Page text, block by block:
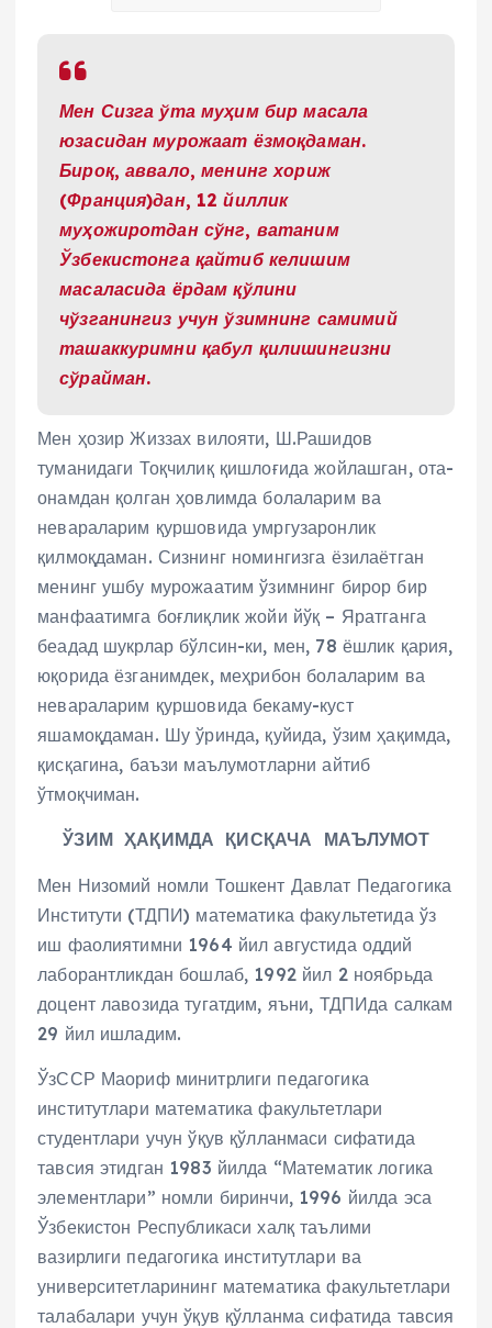
Мен Сизга ўта муҳим бир масала
юзасидан мурожаат ёзмоқдаман.
Бироқ, аввало, менинг хориж
(Франция)дан, 12 йиллик
муҳожиротдан сўнг, ватаним
Ўзбекистонга қайтиб келишим
масаласида ёрдам қўлини
чўзганингиз учун ўзимнинг самимий
ташаккуримни қабул қилишингизни
сўрайман.
Мен ҳозир Жиззах вилояти, Ш.Рашидов
туманидаги Тоқчилиқ қишлоғида жойлашган, ота-
онамдан қолган ҳовлимда болаларим ва
невараларим қуршовида умргузаронлик
қилмоқдаман. Сизнинг номингизга ёзилаётган
менинг ушбу мурожаатим ўзимнинг бирор бир
манфаатимга боғлиқлик жойи йўқ – Яратганга
беадад шукрлар бўлсин-ки, мен, 78 ёшлик қария,
юқорида ёзганимдек, меҳрибон болаларим ва
невараларим қуршовида бекаму-куст
яшамоқдаман. Шу ўринда, қуйида, ўзим ҳақимда,
қисқагина, баъзи маълумотларни айтиб
ўтмоқчиман.
ЎЗИМ ҲАҚИМДА ҚИСҚАЧА МАЪЛУМОТ
Мен Низомий номли Тошкент Давлат Педагогика
Институти (ТДПИ) математика факультетида ўз
иш фаолиятимни 1964 йил августида оддий
лаборантликдан бошлаб, 1992 йил 2 ноябрьда
доцент лавозида тугатдим, яъни, ТДПИда салкам
29 йил ишладим.
ЎзССР Маориф минитрлиги педагогика
институтлари математика факультетлари
студентлари учун ўқув қўлланмаси сифатида
тавсия этидган 1983 йилда “Математик логика
элементлари” номли биринчи, 1996 йилда эса
Ўзбекистон Республикаси халқ таълими
вазирлиги педагогика институтлари ва
университетларининг математика факультетлари
талабалари учун ўқув қўлланма сифатида тавсия